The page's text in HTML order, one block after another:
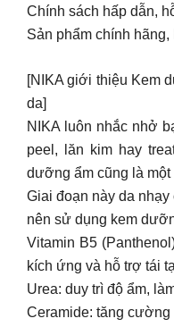
NIKA luôn nhắc nhở
peel, lăn kim hay
Giai đoạn này da
nên sử dụng kem
Vitamin B5
kích ứng và hỗ trợ tái
Urea: duy trì độ ẩm,
Ceramide: tăng cường
mất nước.
Cùng NIKA tìm hiểu
và nếu đang còn phân
Tống để chúng mình
[NIKA giới thiệu